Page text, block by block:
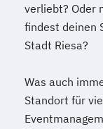
verliebt? Oder
findest deinen
Stadt Riesa?
Was auch
Standort für